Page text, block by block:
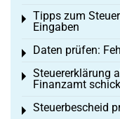
Tipps zum
Eingaben
Toggle menu
Daten prüfen:
Toggle menu
Steuererklärung
Finanzamt
Toggle menu
Steuerbescheid
Toggle menu